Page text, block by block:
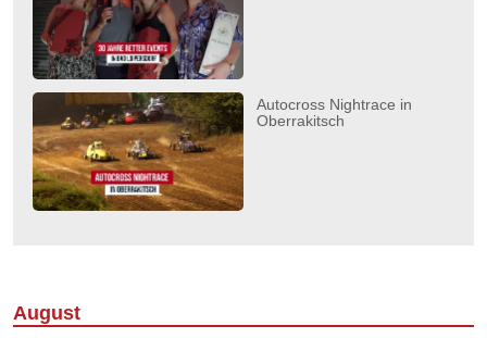
Autocross Nightrace in
Oberrakitsch
August